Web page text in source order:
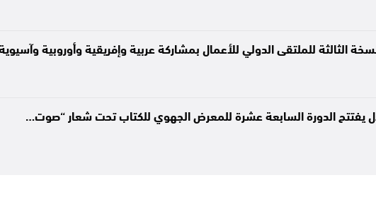
الثالثة للملتقى الدولي للأعمال بمشاركة عربية وإفريقية وأوروبية
يفتتح الدورة السابعة عشرة للمعرض الجهوي للكتاب تحت شعار “صوت…